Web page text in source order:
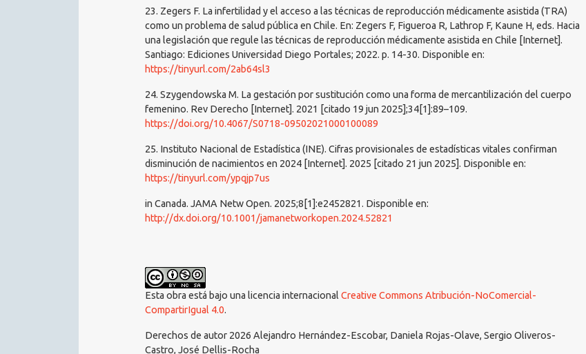
23. Zegers F. La infertilidad y el acceso a las técnicas de reproducción médicamente asistida (TRA)
como un problema de salud pública en Chile. En: Zegers F, Figueroa R, Lathrop F, Kaune H, eds. Hacia
una legislación que regule las técnicas de reproducción médicamente asistida en Chile [Internet].
Santiago: Ediciones Universidad Diego Portales; 2022. p. 14-30. Disponible en:
https://tinyurl.com/2ab64sl3
24. Szygendowska M. La gestación por sustitución como una forma de mercantilización del cuerpo
femenino. Rev Derecho [Internet]. 2021 [citado 19 jun 2025];34[1]:89–109.
https://doi.org/10.4067/S0718-09502021000100089
25. Instituto Nacional de Estadística (INE). Cifras provisionales de estadísticas vitales confirman
disminución de nacimientos en 2024 [Internet]. 2025 [citado 21 jun 2025]. Disponible en:
https://tinyurl.com/ypqjp7us
in Canada. JAMA Netw Open. 2025;8[1]:e2452821. Disponible en:
http://dx.doi.org/10.1001/jamanetworkopen.2024.52821
Esta obra está bajo una licencia internacional Creative Commons Atribución-NoComercial-
CompartirIgual 4.0.
Derechos de autor 2026 Alejandro Hernández-Escobar, Daniela Rojas-Olave, Sergio Oliveros-
Castro, José Dellis-Rocha